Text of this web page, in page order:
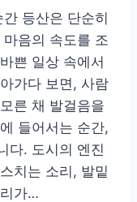
등산은 단순히
음의 속도를 조
쁜 일상 속에서
가다 보면, 사람
른 채 발걸음을
들어서는 순간,
다. 도시의 엔진
치는 소리, 발밑
가…